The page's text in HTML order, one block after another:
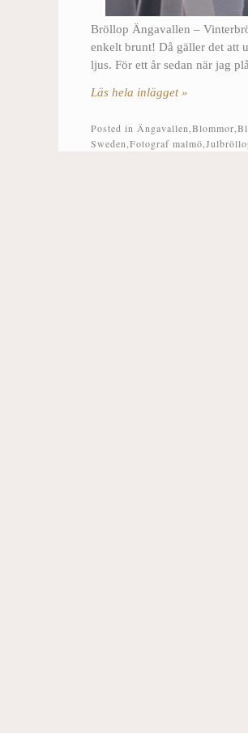
Bröllop Ängavallen –
enkelt brunt! Då gäller det att
ljus. För ett år sedan när jag
Läs hela inlägget »
Posted in Ängavallen Blommor
Sweden Fotograf malmö